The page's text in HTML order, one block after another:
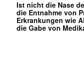
Ist nicht die Nase
die Entnahme von
Erkrankungen wie
die Gabe von